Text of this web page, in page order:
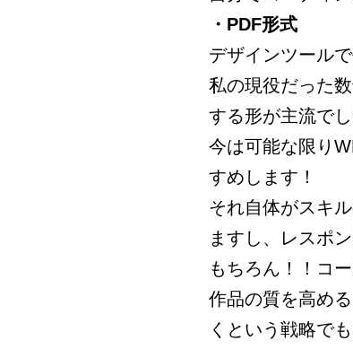
・PDF形式
デザインツール
私の現役だった
する形が主流でし
今は可能な限り
すめします！
それ自体がスキ
ますし、レスポ
もちろん！！コ
作品の質を高め
くという戦略で